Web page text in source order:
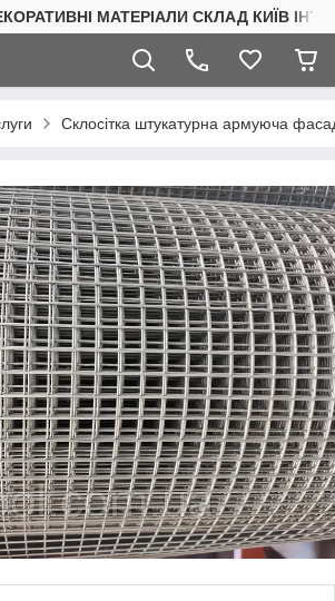
МАТЕРІАЛИ СКЛАД КИЇВ
Склосітка штукатурна армуюча